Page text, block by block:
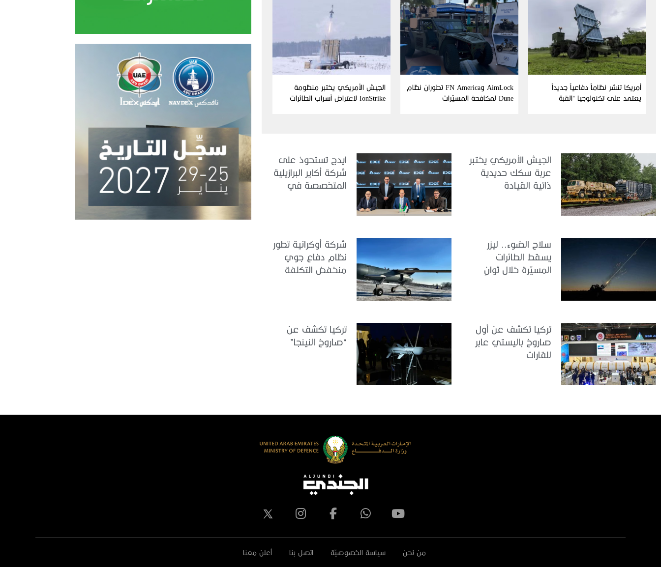
أمريكا تنشر نظاماً دفاعياً جديداً
يعتمد على تكنولوجيا “القبة
AimLock وFN America تطوران نظام
Dune لمكافحة المسيّرات
الجيش الأمريكي يختبر منظومة
IonStrike لاعتراض أسراب الطائرات
الجيش الأمريكي يختبر
عربة سكك حديدية
ذاتية القيادة
ايدج تستحوذ على
شركة أكاير البرازيلية
المتخصصة في
سلاح الضوء.. ليزر
يسقط الطائرات
المسيّرة خلال ثوانٍ
شركة أوكرانية تطور
نظام دفاع جوي
منخفض التكلفة
تركيا تكشف عن أول
صاروخ باليستي عابر
للقارات
تركيا تكشف عن
“صاروخ النينجا”
من نحن سياسة الخصوصيّة اتصل بنا أعلن معنا